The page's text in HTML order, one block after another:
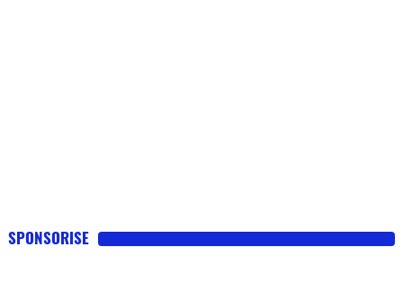
SPONSORISE